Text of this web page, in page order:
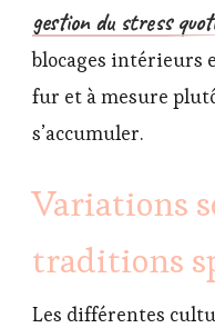
gestion du stress
blocages intérieurs
fur et à mesure
s’accumuler.
Variations
traditions
Les différentes